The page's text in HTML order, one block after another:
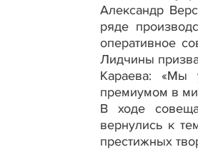
Александр
ряде
оперативное
Лидчины
Караева: «Мы
премиумом в
В ходе
вернулись к
престижных